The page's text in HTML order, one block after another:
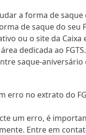
a forma de saque
de saque do seu
ou o site da Caixa
dedicada ao
saque-aniversário
erro no extrato do
um erro, é
Entre em